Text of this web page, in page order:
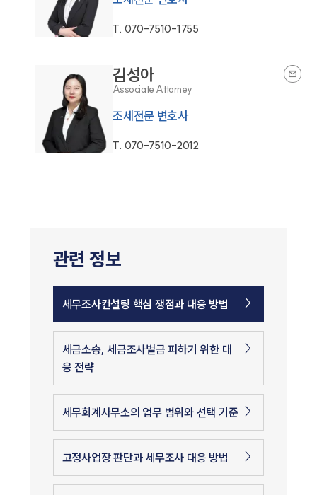
T. 070-7510-1755
김성아
Associate Attorney
조세전문 변호사
T. 070-7510-2012
관련 정보
세무조사컨설팅 핵심 쟁점과 대응 방법
세금소송, 세금조사벌금 피하기 위한 대
응 전략
세무회계사무소의 업무 범위와 선택 기준
고정사업장 판단과 세무조사 대응 방법